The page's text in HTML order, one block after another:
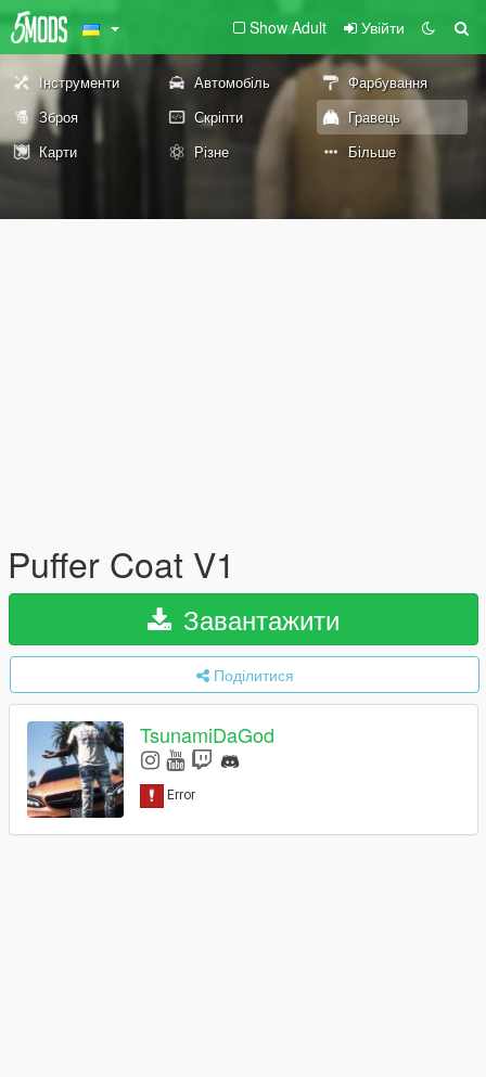
Show Adult Увійти
Інструменти Автомобіль
Фарбування
Зброя
Скріпти
Гравець
Карти
Різне Більше
Puffer Coat V1
Завантажити
Поділитися
TsunamiDaGod